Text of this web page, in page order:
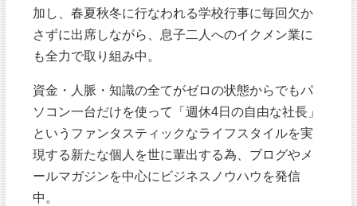
加し、春夏秋冬に行なわれる学校行事に毎回欠か
さずに出席しながら、息子二人へのイクメン業に
も全力で取り組み中。
資金・人脈・知識の全てがゼロの状態からでもパ
ソコン一台だけを使って「週休4日の自由な社長」
というファンタスティックなライフスタイルを実
現する新たな個人を世に輩出する為、ブログやメ
ールマガジンを中心にビジネスノウハウを発信
中。